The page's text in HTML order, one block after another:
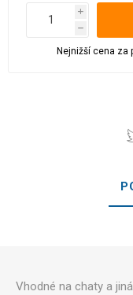
i
h
Nejnižší cena za
Vhodné na chaty a